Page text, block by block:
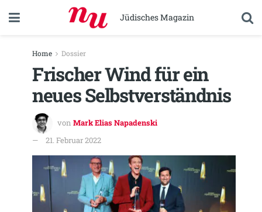
Jüdisches Magazin
Home Dossier
Frischer Wind für ein
neues Selbstverständnis
von Mark Elias Napadenski
21. Februar 2022